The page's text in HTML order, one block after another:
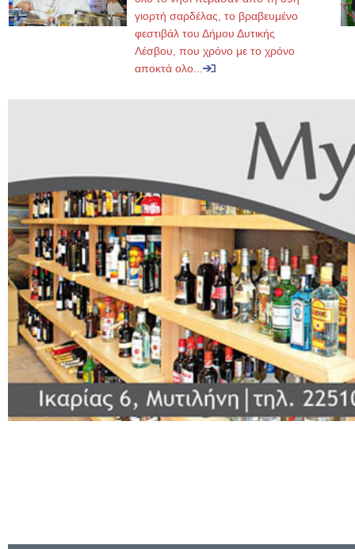
γιορτή σαρδέλας, το βραβευμένο
φεστιβάλ του Δήμου Δυτικής
Λέσβου, που χρόνο με το χρόνο
αποκτά ολο...